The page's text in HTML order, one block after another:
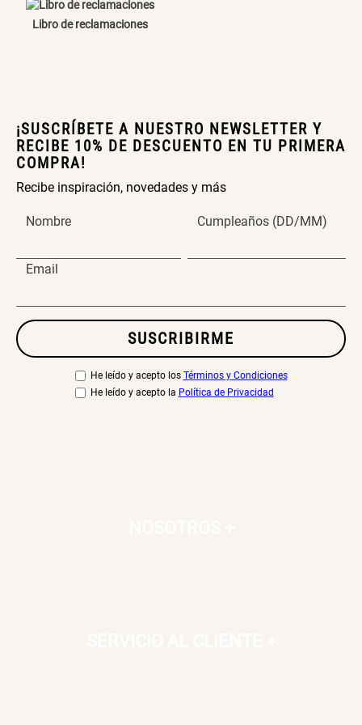
Libro de reclamaciones
¡SUSCRÍBETE A NUESTRO NEWSLETTER Y
RECIBE 10% DE DESCUENTO EN TU PRIMERA
COMPRA!
Recibe inspiración, novedades y más
Nombre Cumpleaños (DD/MM)
Email
SUSCRIBIRME
He leído y acepto los Términos y Condiciones
He leído y acepto la Política de Privacidad
Cama Nido Grande para Perros
Canasto Bambú